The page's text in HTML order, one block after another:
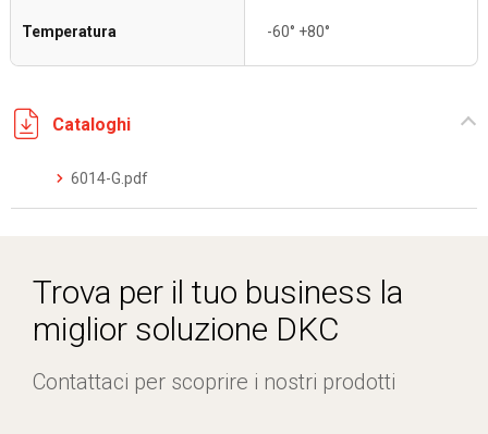
Temperatura -60° +80°
Cataloghi
6014-G.pdf
Trova per il tuo business la
miglior soluzione DKC
Contattaci per scoprire i nostri prodotti